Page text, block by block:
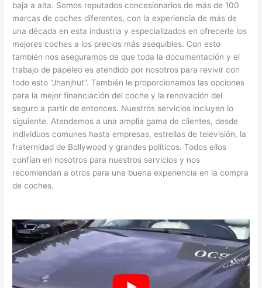
baja a alta. Somos reputados concesionarios de más de 100
marcas de coches diferentes, con la experiencia de más de
una década en esta industria y especializados en ofrecerle los
mejores coches a los precios más asequibles. Con esto
también nos aseguramos de que toda la documentación y el
trabajo de papeleo es atendido por nosotros para revivir con
todo esto “Jhanjhut”. También le proporcionamos las opciones
para la mejor financiación del coche y la renovación del
seguro a partir de entonces. Nuestros servicios incluyen lo
siguiente. Atendemos a una amplia gama de clientes, desde
individuos comunes hasta empresas, estrellas de televisión, la
fraternidad de Bollywood y grandes políticos. Todos ellos
confían en nosotros para nuestros servicios y nos
recomiendan a otros para una buena experiencia en la compra
de coches.